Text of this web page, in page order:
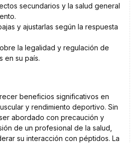
secundarios y la salud general
y ajustarlas según la respuesta
la legalidad y regulación de
en su país.
beneficios significativos en
y rendimiento deportivo. Sin
abordado con precaución y
de un profesional de la salud,
su interacción con péptidos. La